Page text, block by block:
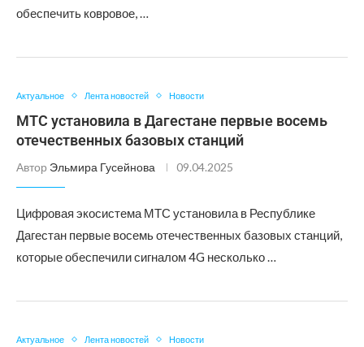
обеспечить ковровое, …
Актуальное Лента новостей Новости
МТС установила в Дагестане первые восемь
отечественных базовых станций
Автор Эльмира Гусейнова 09.04.2025
Цифровая экосистема МТС установила в Республике
Дагестан первые восемь отечественных базовых станций,
которые обеспечили сигналом 4G несколько …
Актуальное Лента новостей Новости